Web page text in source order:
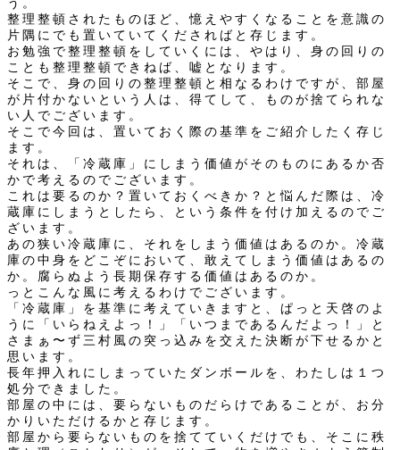
整理整頓されたものほど、憶えやすくなることを意識の
片隅にでも置いていてくださればと存じます。
お勉強で整理整頓をしていくには、やはり、身の回りの
ことも整理整頓できねば、嘘となります。
そこで、身の回りの整理整頓と相なるわけですが、部屋
が片付かないという人は、得てして、ものが捨てられな
い人でございます。
そこで今回は、置いておく際の基準をご紹介したく存じ
ます。
それは、「冷蔵庫」にしまう価値がそのものにあるか否
かで考えるのでございます。
これは要るのか？置いておくべきか？と悩んだ際は、冷
蔵庫にしまうとしたら、という条件を付け加えるのでご
ざいます。
あの狭い冷蔵庫に、それをしまう価値はあるのか。冷蔵
庫の中身をどこぞにおいて、敢えてしまう価値はあるの
か。腐らぬよう長期保存する価値はあるのか。
っとこんな風に考えるわけでございます。
「冷蔵庫」を基準に考えていきますと、ぱっと天啓のよ
うに「いらねえよっ！」「いつまであるんだよっ！」と
さまぁ〜ず三村風の突っ込みを交えた決断が下せるかと
思います。
長年押入れにしまっていたダンボールを、わたしは１つ
処分できました。
部屋の中には、要らないものだらけであることが、お分
かりいただけるかと存じます。
部屋から要らないものを捨てていくだけでも、そこに秩